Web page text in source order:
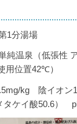
1分湯場
単純温泉（低張性
位置42℃）
kg 陰イオ
タケイ酸50.6）